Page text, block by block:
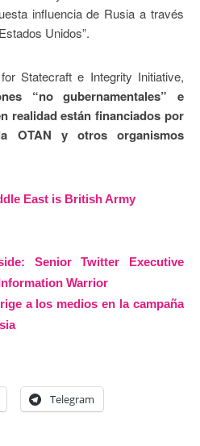
influencia de Rusia a través
Unidos”.
Statecraft e Integrity Initiative,
“no gubernamentales” e
realidad están financiados por
OTAN y otros organismos
East is British Army
Senior Twitter Executive
Warrior
a los medios en la campaña
Telegram